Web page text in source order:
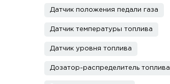
Датчик положения педали газа
Датчик температуры топлива
Датчик уровня топлива
Дозатор-распределитель топлива